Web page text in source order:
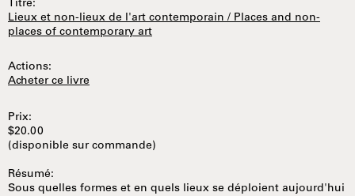
Titre:
Lieux et non-lieux de l'art contemporain / Places and non-
places of contemporary art
Actions:
Acheter ce livre
Prix:
$20.00
(disponible sur commande)
Résumé:
Sous quelles formes et en quels lieux se déploient aujourd'hui